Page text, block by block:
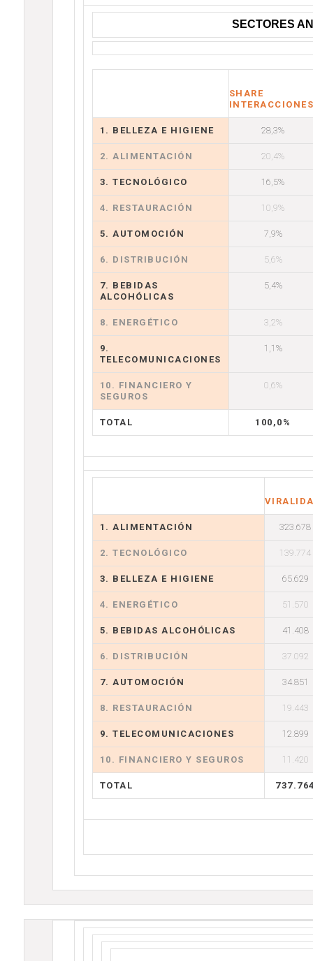
SECTORES
SHARE
1. BELLEZA E HIGIENE 28,3%
2. ALIMENTACIÓN 20,4%
3. TECNOLÓGICO 16,5%
4. RESTAURACIÓN 10,9%
5. AUTOMOCIÓN 7,9%
6. DISTRIBUCIÓN 5,6%
7. BEBIDAS
ALCOHÓLICAS
5,4%
8. ENERGÉTICO 3,2%
9.
TELECOMUNICACIONES
1,1%
10. FINANCIERO Y
SEGUROS
0,6%
TOTAL 100,0%
1. ALIMENTACIÓN 323.678
2. TECNOLÓGICO 139.774
3. BELLEZA E HIGIENE 65.629
4. ENERGÉTICO 51.570
5. BEBIDAS ALCOHÓLICAS 41.408
6. DISTRIBUCIÓN 37.092
7. AUTOMOCIÓN 34.851
8. RESTAURACIÓN 19.443
9. TELECOMUNICACIONES 12.899
10. FINANCIERO Y SEGUROS 11.420
TOTAL